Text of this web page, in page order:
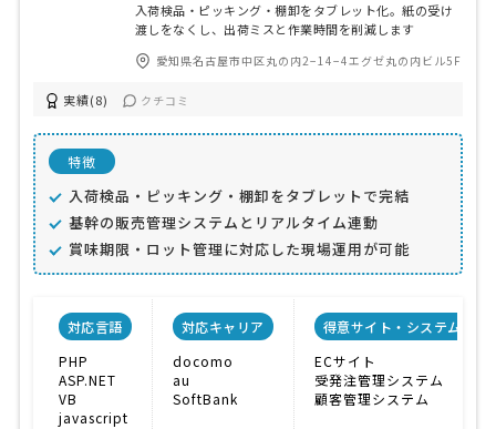
入荷検品・ピッキング・棚卸をタブレット化。紙の受け
渡しをなくし、出荷ミスと作業時間を削減します
愛知県名古屋市中区丸の内2−14−4エグゼ丸の内ビル5F
実績(8) クチコミ
特徴
入荷検品・ピッキング・棚卸をタブレットで完結
基幹の販売管理システムとリアルタイム連動
賞味期限・ロット管理に対応した現場運用が可能
対応言語
PHP
ASP.NET
VB
javascript
対応キャリア
docomo
au
SoftBank
得意サイト・システム
ECサイト
受発注管理システム
顧客管理システム